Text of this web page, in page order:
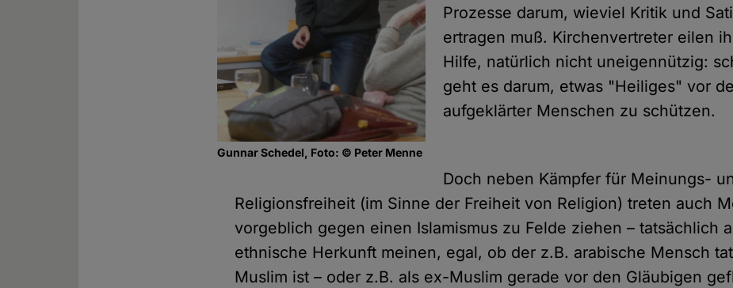
Gunnar Schedel, Foto: © Peter Menne
Prozesse darum, wieviel Kritik und
ertragen muß. Kirchenvertreter eilen
Hilfe, natürlich nicht uneigennützig:
geht es darum, etwas "Heiliges" vor
aufgeklärter Menschen zu schützen.
Doch neben Kämpfer für Meinungs-
Religionsfreiheit (im Sinne der Freiheit von Religion) treten auch
vorgeblich gegen einen Islamismus zu Felde ziehen – tatsächlich
ethnische Herkunft meinen, egal, ob der z.B. arabische Mensch
Muslim ist – oder z.B. als ex-Muslim gerade vor den Gläubigen